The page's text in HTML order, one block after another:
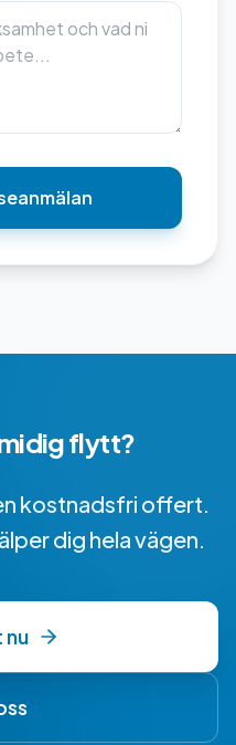
flytt?
kostnadsfri offert.
dig hela vägen.
nu